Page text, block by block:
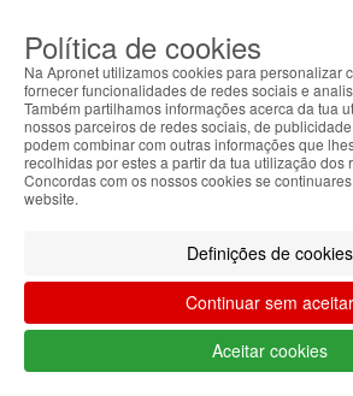
4
ECC
DDR
1
3
DDR
4
Política de cookies
Na Apronet utilizamos cookies para personalizar
fornecer funcionalidades de redes sociais e
Também partilhamos informações acerca da tua
nossos parceiros de redes sociais, de
podem combinar com outras informações que
recolhidas por estes a partir da tua utilização dos
Concordas com os nossos cookies se
website.
Definições de cookies
Continuar sem aceitar
Aceitar cookies